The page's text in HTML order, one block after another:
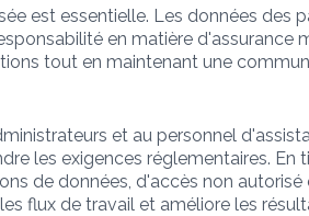
est essentielle. Les données des
en matière d'assurance
tout en maintenant une
et au personnel
les exigences réglementaires. En
de données, d'accès non
flux de travail et améliore les